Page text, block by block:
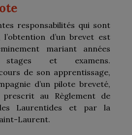
responsabilités qui sont
d’un brevet est
mariant années
stages et examens.
de son apprentissage,
d’un pilote breveté,
au Règlement de
Laurentides et par la
Laurent.